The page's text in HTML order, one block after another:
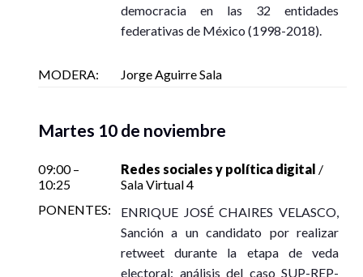
Sociedades Alternas y espacios de diálogo
y Mtra. Jovita Patricia Gómez Cruz
Martes 10 de noviembre, 13:15 – 14:00
Ver en Youtube
democracia en las 32 entidades
federativas de México (1998-2018).
MODERA: Jorge Aguirre Sala
Martes 10 de noviembre
09:00 –
10:25
Redes sociales y política digital /
Sala Virtual 4
PONENTES:
ENRIQUE JOSÉ CHAIRES VELASCO,
Sanción a un candidato por realizar
retweet durante la etapa de veda
electoral: análisis del caso SUP-REP-